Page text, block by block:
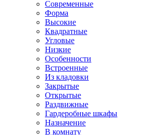
Современные
Форма
Высокие
Квадратные
Угловые
Низкие
Особенности
Встроенные
Из кладовки
Закрытые
Открытые
Раздвижные
Гардеробные шкафы
Назначение
В комнату